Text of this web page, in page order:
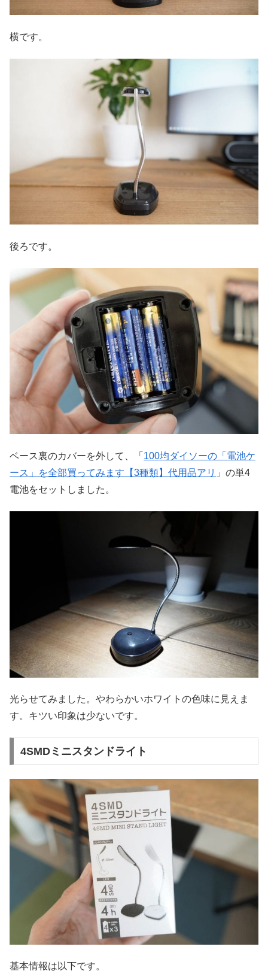
横です。
後ろです。
ベース裏のカバーを外して、「 100均ダイソーの「電池ケ
ース」を全部買ってみます【3種類】代用品アリ 」の単4
電池をセットしました。
光らせてみました。やわらかいホワイトの色味に見えま
す。キツい印象は少ないです。
4SMDミニスタンドライト
基本情報は以下です。